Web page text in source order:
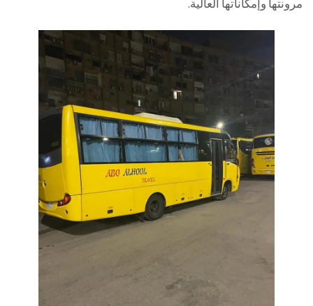
مرونتها وإمكاناتها العالية.